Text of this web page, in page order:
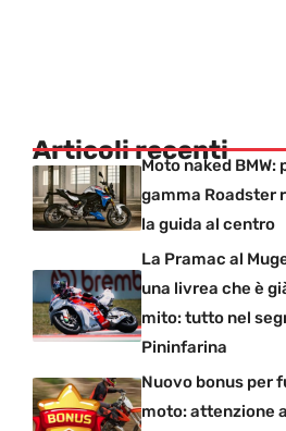
Articoli recenti
Moto naked BMW:
gamma Roadster
la guida al centro
La Pramac al
una livrea che è
mito: tutto nel
Pininfarina
Nuovo bonus per
moto: attenzione